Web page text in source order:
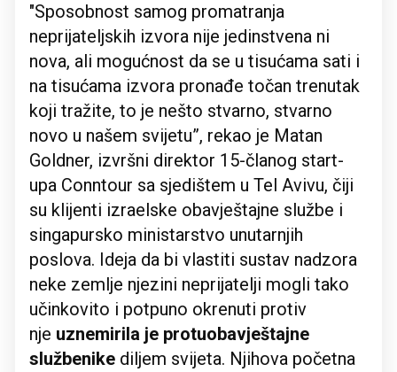
"Sposobnost samog promatranja
neprijateljskih izvora nije jedinstvena ni
nova, ali mogućnost da se u tisućama sati i
na tisućama izvora pronađe točan trenutak
koji tražite, to je nešto stvarno, stvarno
novo u našem svijetu”, rekao je Matan
Goldner, izvršni direktor 15-članog start-
upa Conntour sa sjedištem u Tel Avivu, čiji
su klijenti izraelske obavještajne službe i
singapursko ministarstvo unutarnjih
poslova. Ideja da bi vlastiti sustav nadzora
neke zemlje njezini neprijatelji mogli tako
učinkovito i potpuno okrenuti protiv
nje uznemirila je protuobavještajne
službenike diljem svijeta. Njihova početna